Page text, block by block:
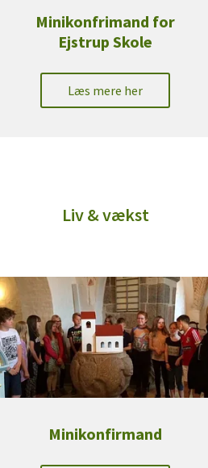
Minikonfrimand for
Ejstrup Skole
Læs mere her
Liv & vækst
Minikonfirmand